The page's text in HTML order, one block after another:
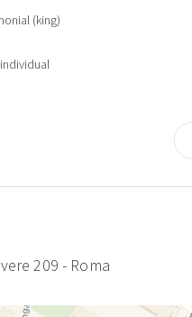
(king)
209 - Roma